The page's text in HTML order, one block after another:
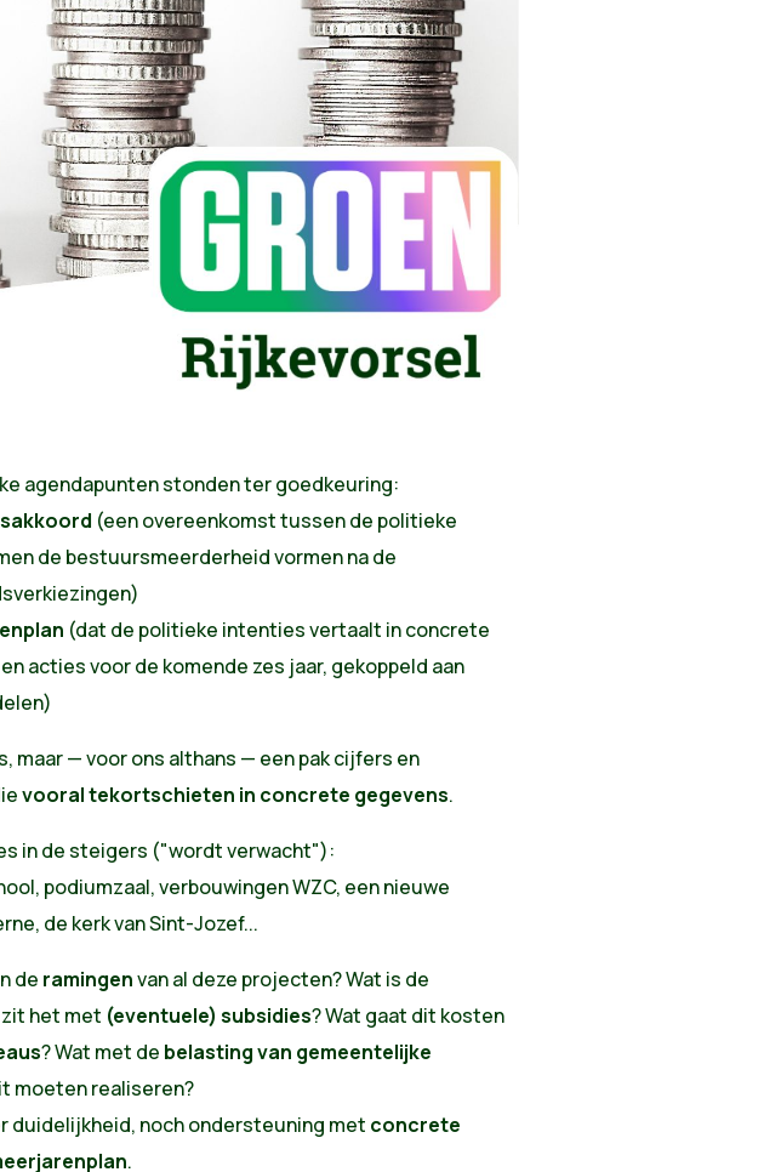
agendapunten stonden ter goedkeuring:
(een overeenkomst tussen de politieke
de bestuursmeerderheid vormen na de
(dat de politieke intenties vertaalt in concrete
acties voor de komende zes jaar, gekoppeld aan
maar — voor ons althans — een pak cijfers en
vooral tekortschieten in concrete gegevens.
in de steigers ("wordt verwacht"):
podiumzaal, verbouwingen WZC, een nieuwe
de kerk van Sint-Jozef...
de ramingenvan al deze projecten? Wat is de
zit het met (eventuele) subsidies? Wat gaat dit kosten
? Wat met de belasting van gemeentelijke
moeten realiseren?
duidelijkheid, noch ondersteuning met concrete
.